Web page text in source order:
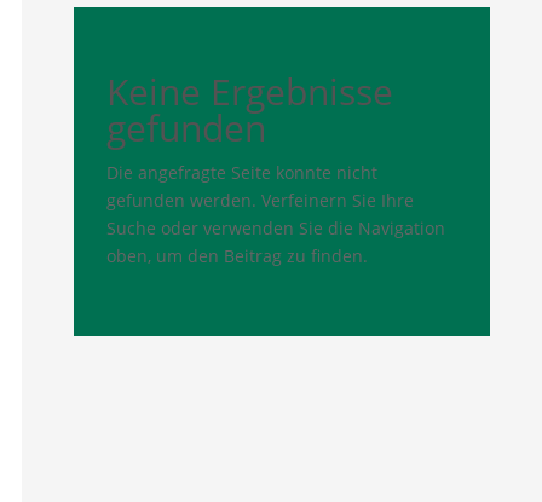
Keine Ergebnisse
gefunden
Die angefragte Seite konnte nicht
gefunden werden. Verfeinern Sie Ihre
Suche oder verwenden Sie die Navigation
oben, um den Beitrag zu finden.